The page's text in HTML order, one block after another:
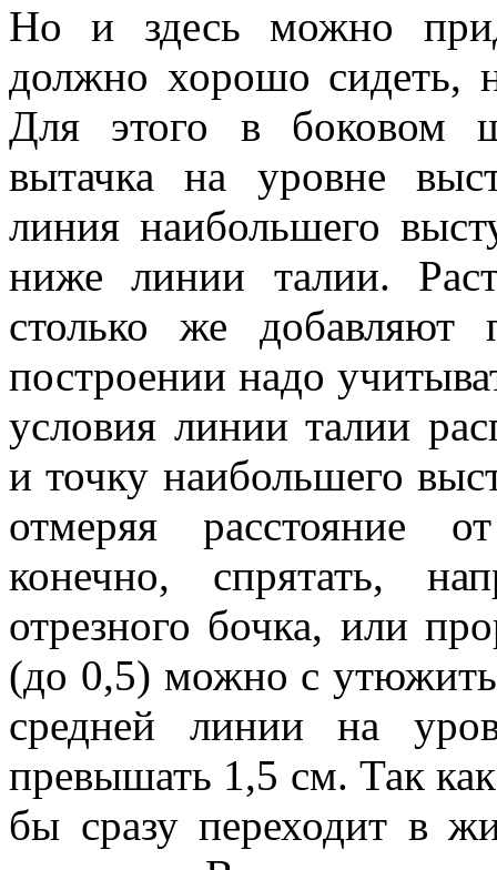
Но и здесь можно
должно хорошо сидеть,
Для этого в боковом
вытачка на уровне
линия наибольшего
ниже линии талии.
столько же
построении надо
условия линии талии
и точку наибольшего
отмеряя расстояние
конечно, спрятать,
отрезного бочка, или
(до 0,5) можно с
средней линии на
превышать 1,5 см. Так как
бы сразу переходит в